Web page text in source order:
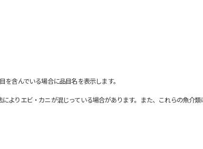
含んでいる場合に品目名を表示します。
りエビ・カニが混じっている場合があります。また、これらの魚介類